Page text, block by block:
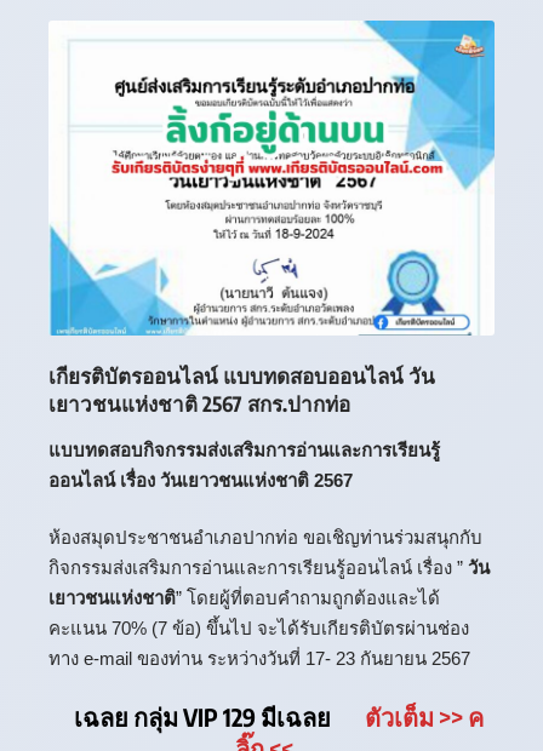
เกียรติบัตรออนไลน์ แบบทดสอบออนไลน์ วัน
เยาวชนแห่งชาติ 2567 สกร.ปากท่อ
แบบทดสอบกิจกรรมส่งเสริมการอ่านและการเรียนรู้
ออนไลน์ เรื่อง วันเยาวชนแห่งชาติ 2567
ห้องสมุดประชาชนอำเภอปากท่อ ขอเชิญท่านร่วมสนุกกับ
กิจกรรมส่งเสริมการอ่านและการเรียนรู้ออนไลน์ เรื่อง ” วัน
เยาวชนแห่งชาติ” โดยผู้ที่ตอบคำถามถูกต้องและได้
คะแนน 70% (7 ข้อ) ขึ้นไป จะได้รับเกียรติบัตรผ่านช่อง
ทาง e-mail ของท่าน ระหว่างวันที่ 17- 23 กันยายน 2567
เฉลย กลุ่ม VIP 129 มีเฉลย ตัวเต็ม >> ค